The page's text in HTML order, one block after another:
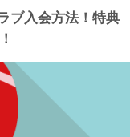
ブ入会方法！特典